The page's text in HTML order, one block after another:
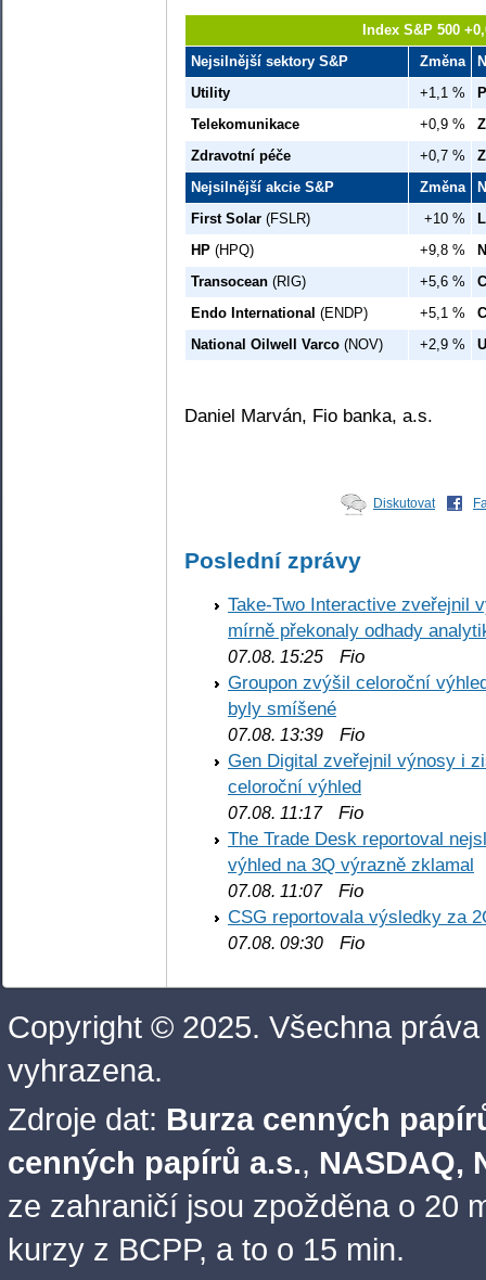
Index S&P 500
Nejsilnější sektory S&P
Změna
Utility
+1,1 %
Telekomunikace
+0,9 %
Zdravotní péče
+0,7 %
Nejsilnější akcie S&P
Změna
First Solar (FSLR) +10 %
HP (HPQ) +9,8 %
Transocean (RIG) +5,6 %
Endo International (ENDP) +5,1 %
National Oilwell Varco (NOV) +2,9 %
Daniel Marván, Fio banka, a.s.
Diskutovat
Poslední zprávy
Take-Two Interactive zveřejnil
mírně překonaly odhady
07.08. 15:25 Fio
Groupon zvýšil celoroční
byly smíšené
07.08. 13:39 Fio
Gen Digital zveřejnil výnosy i
celoroční výhled
07.08. 11:17Fio
The Trade Desk reportoval
výhled na 3Q výrazně zklamal
07.08. 11:07Fio
CSG reportovala výsledky za
07.08. 09:30 Fio
Copyright © 2025. Všechna práva
vyhrazena.
Zdroje dat: Burza cenných
cenných papírů a.s., NASDAQ,
ze zahraničí jsou zpožděna o 20
kurzy z BCPP, a to o 15 min.